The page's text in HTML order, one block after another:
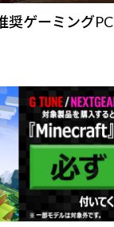
奨ゲーミングPC